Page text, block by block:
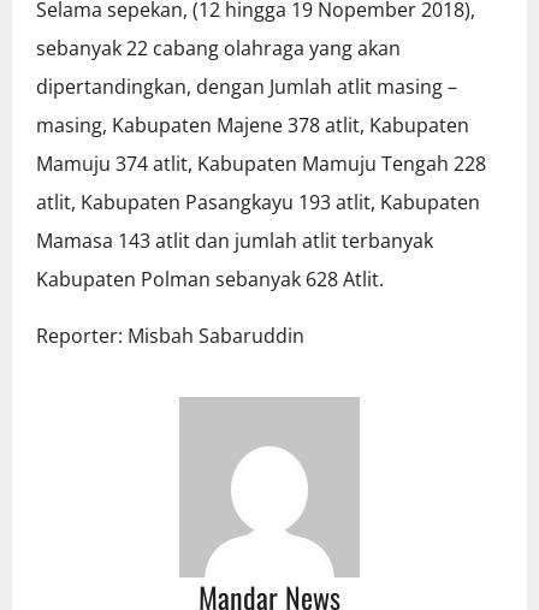
Selama sepekan, (12 hingga 19 Nopember 2018),
sebanyak 22 cabang olahraga yang akan
dipertandingkan, dengan Jumlah atlit masing –
masing, Kabupaten Majene 378 atlit, Kabupaten
Mamuju 374 atlit, Kabupaten Mamuju Tengah 228
atlit, Kabupaten Pasangkayu 193 atlit, Kabupaten
Mamasa 143 atlit dan jumlah atlit terbanyak
Kabupaten Polman sebanyak 628 Atlit.
Reporter: Misbah Sabaruddin
Mandar News